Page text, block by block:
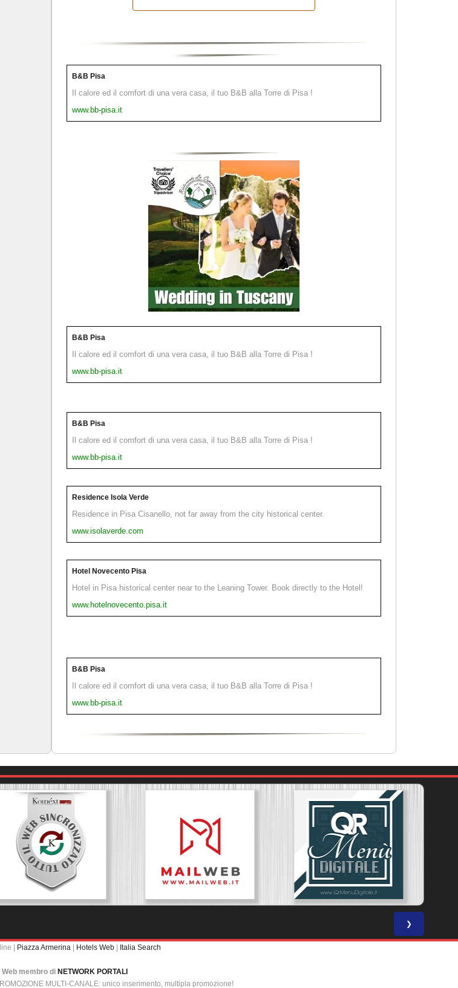
B&B Pisa
Il calore ed il comfort di una vera casa, il tuo B&B alla Torre di Pisa !
www.bb-pisa.it
B&B Pisa
Il calore ed il comfort di una vera casa, il tuo B&B alla Torre di Pisa !
www.bb-pisa.it
B&B Pisa
Il calore ed il comfort di una vera casa, il tuo B&B alla Torre di Pisa !
www.bb-pisa.it
Residence Isola Verde
Residence in Pisa Cisanello, not far away from the city historical center.
www.isolaverde.com
Hotel Novecento Pisa
Hotel in Pisa historical center near to the Leaning Tower. Book directly to the Hotel!
www.hotelnovecento.pisa.it
B&B Pisa
Il calore ed il comfort di una vera casa, il tuo B&B alla Torre di Pisa !
www.bb-pisa.it
❯
| Piazza Armerina | Hotels Web | Italia Search
Web membro di NETWORK PORTALI
MULTI-CANALE: unico inserimento, multipla promozione!